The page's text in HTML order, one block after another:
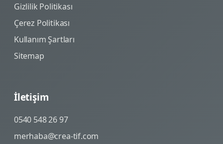
Gizlilik Politikası
Çerez Politikası
Kullanım Şartları
Sitemap
İletişim
0540 548 26 97
merhaba@crea-tif.com